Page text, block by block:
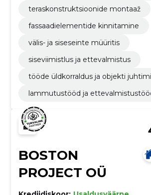
teraskonstruktsioonide montaaž
fassaadielementide kinnitamine
välis- ja siseseinte müüritis
siseviimistlus ja ettevalmistus
tööde üldkorraldus ja objekti
lammutustööd ja
BOSTON
PROJECT OÜ